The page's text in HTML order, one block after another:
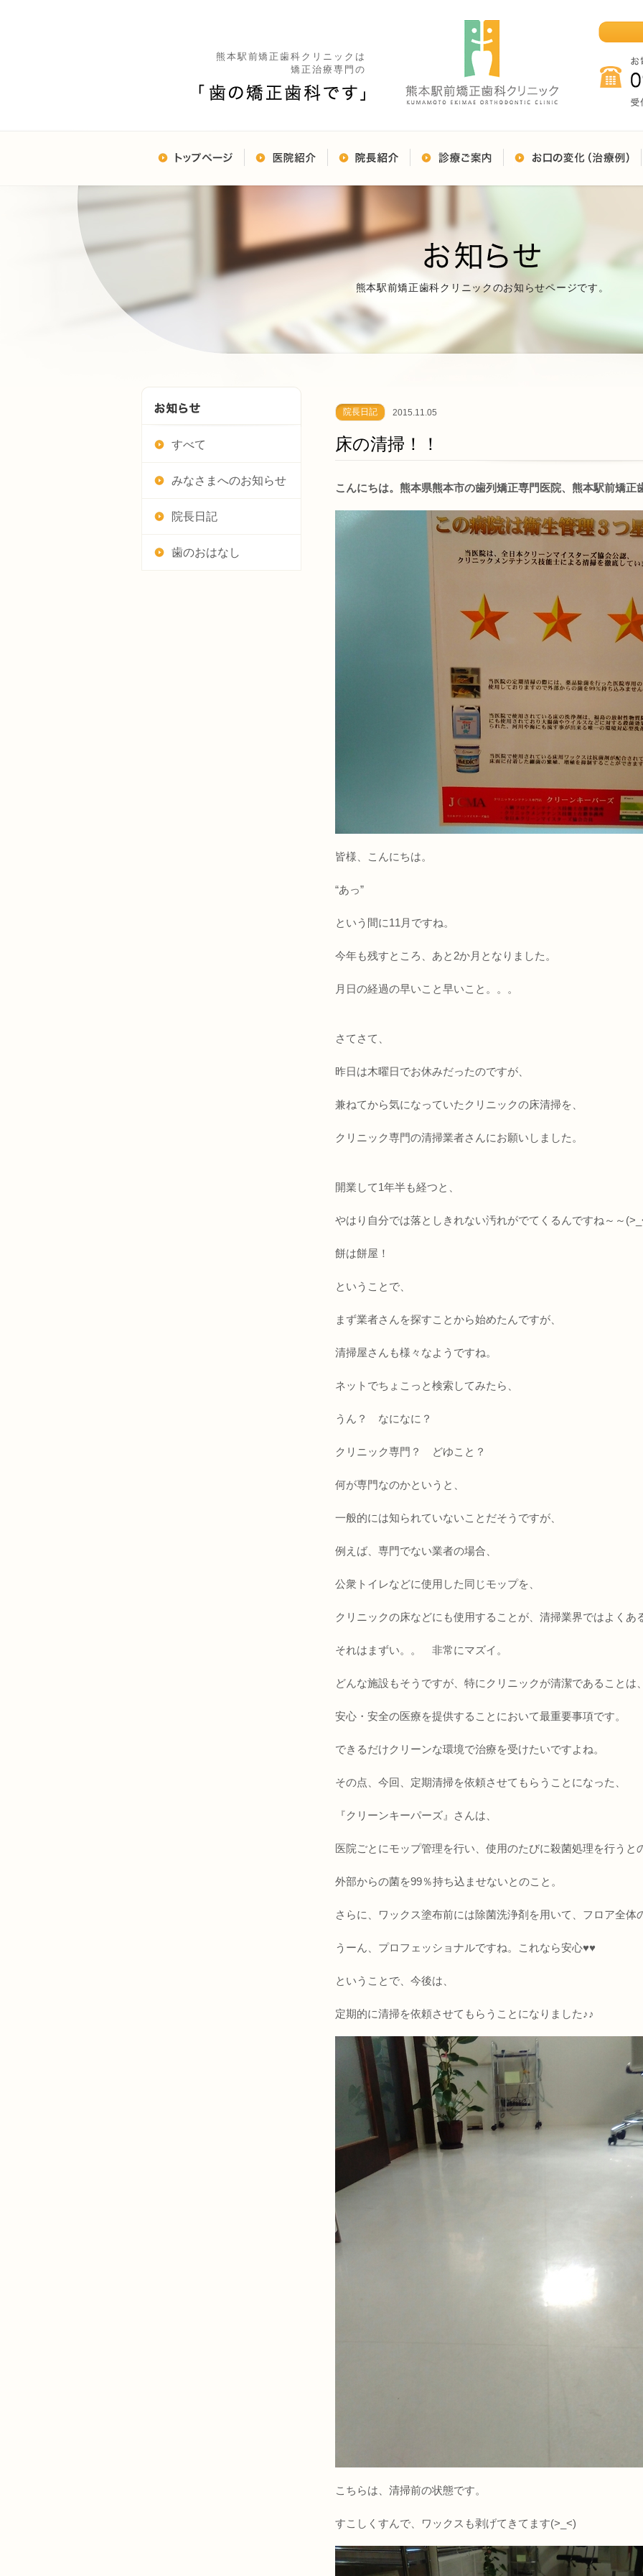
熊本駅前矯正歯科クリニックは
矯正治療専門の
熊本駅前矯正歯科クリニックのお知らせページです。
すべて
みなさまへのお知らせ
院長日記
歯のおはなし
院長日記 2015.11.05
床の清掃！！
こんにちは。熊本県熊本市の歯列矯正専門医院、熊本駅前矯正
皆様、こんにちは。
“あっ”
という間に11月ですね。
今年も残すところ、あと2か月となりました。
月日の経過の早いこと早いこと。。。
さてさて、
昨日は木曜日でお休みだったのですが、
兼ねてから気になっていたクリニックの床清掃を、
クリニック専門の清掃業者さんにお願いしました。
開業して1年半も経つと、
やはり自分では落としきれない汚れがでてくるんですね～～
餅は餅屋！
ということで、
まず業者さんを探すことから始めたんですが、
清掃屋さんも様々なようですね。
ネットでちょこっと検索してみたら、
うん？ なになに？
クリニック専門？ どゆこと？
何が専門なのかというと、
一般的には知られていないことだそうですが、
例えば、専門でない業者の場合、
公衆トイレなどに使用した同じモップを、
クリニックの床などにも使用することが、清掃業界ではよくあ
それはまずい。。 非常にマズイ。
どんな施設もそうですが、特にクリニックが清潔であることは
安心・安全の医療を提供することにおいて最重要事項です。
できるだけクリーンな環境で治療を受けたいですよね。
その点、今回、定期清掃を依頼させてもらうことになった、
『クリーンキーパーズ』さんは、
医院ごとにモップ管理を行い、使用のたびに殺菌処理を行うと
外部からの菌を99％持ち込ませないとのこと。
さらに、ワックス塗布前には除菌洗浄剤を用いて、フロア全体
うーん、プロフェッショナルですね。これなら安心♥♥
ということで、今後は、
定期的に清掃を依頼させてもらうことになりました♪♪
こちらは、清掃前の状態です。
すこしくすんで、ワックスも剥げてきてます(>_<)